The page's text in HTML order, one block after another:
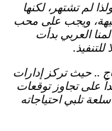
لم تشتهر، لكنها
ويجب على محب
العربي بدأت
.. حيث تركز إدارات
على تجاوز توقعات
تلبي احتياجاته